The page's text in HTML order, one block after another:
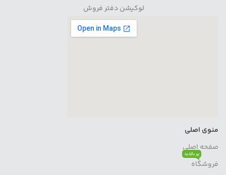
لوکیشن دفتر فروش
منوی اصلی
صفحه اصلی
فروشگاه
پر بازدید